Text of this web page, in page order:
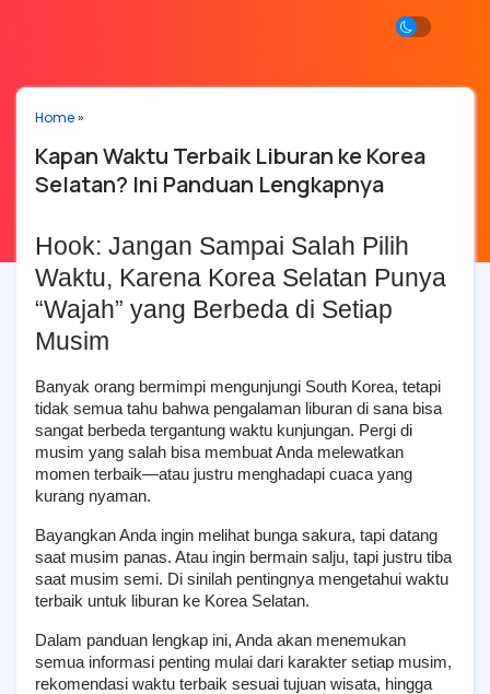
Home»
Kapan Waktu Terbaik Liburan ke Korea
Selatan? Ini Panduan Lengkapnya
Hook: Jangan Sampai Salah Pilih
Waktu, Karena Korea Selatan Punya
“Wajah” yang Berbeda di Setiap
Musim
Banyak orang bermimpi mengunjungi South Korea, tetapi
tidak semua tahu bahwa pengalaman liburan di sana bisa
sangat berbeda tergantung waktu kunjungan. Pergi di
musim yang salah bisa membuat Anda melewatkan
momen terbaik—atau justru menghadapi cuaca yang
kurang nyaman.
Bayangkan Anda ingin melihat bunga sakura, tapi datang
saat musim panas. Atau ingin bermain salju, tapi justru tiba
saat musim semi. Di sinilah pentingnya mengetahui waktu
terbaik untuk liburan ke Korea Selatan.
Dalam panduan lengkap ini, Anda akan menemukan
semua informasi penting mulai dari karakter setiap musim,
rekomendasi waktu terbaik sesuai tujuan wisata, hingga